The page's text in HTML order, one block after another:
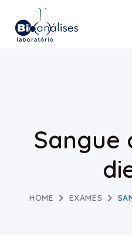
Sangue
HOME EXAMES